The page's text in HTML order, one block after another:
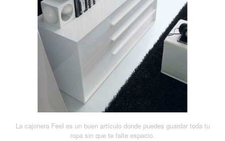
La cajonera Feel es un buen artículo donde puedes guardar toda tu
ropa sin que te falte espacio.